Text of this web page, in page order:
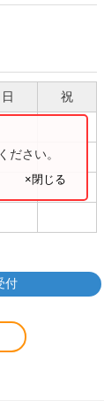
日 祝
ださい。
×閉じる
付